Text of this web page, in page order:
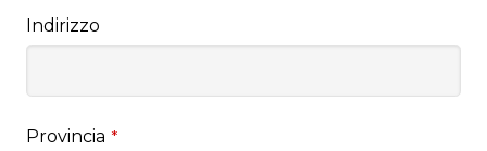
Indirizzo
Provincia *